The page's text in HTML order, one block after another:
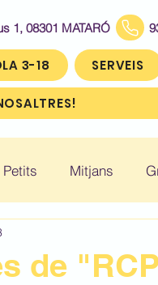
1, 08301 MATARÓ 93
3-18 SERVEIS
Petits Mitjans
5
de